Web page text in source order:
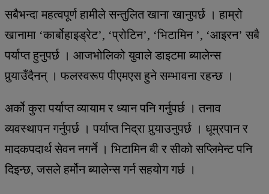
सबैभन्दा महत्वपूर्ण हामीले सन्तुलित खाना खानुपर्छ । हाम्रो
खानामा ‘कार्बोहाइड्रेट’, ‘प्रोटिन’, ‘भिटामिन ’, ‘आइरन’ सबै
पर्याप्त हुनुपर्छ । आजभोलिको युवाले डाइटमा ब्यालेन्स
पुर्‍याउँदैनन् । फलस्वरूप पीएमएस हुने सम्भावना रहन्छ ।
अर्को कुरा पर्याप्त व्यायाम र ध्यान पनि गर्नुपर्छ । तनाव
व्यवस्थापन गर्नुपर्छ । पर्याप्त निद्रा पुर्‍याउनुपर्छ । धूम्रपान र
मादकपदार्थ सेवन नगर्ने । भिटामिन बी र सीको सप्लिमेन्ट पनि
दिइन्छ, जसले हर्मोन ब्यालेन्स गर्न सहयोग गर्छ ।